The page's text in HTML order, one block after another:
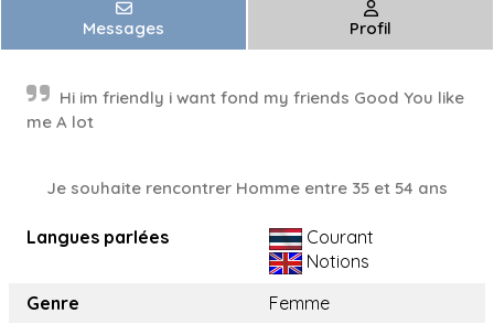
Messages Profil
Hi im friendly i want fond my friends Good You like
me A lot
Je souhaite rencontrer Homme entre 35 et 54 ans
Langues parlées
Courant
Notions
Genre
Femme